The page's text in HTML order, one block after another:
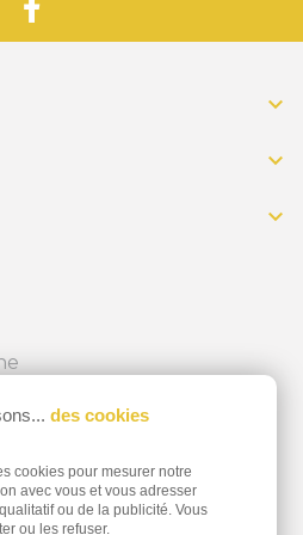
Que ce soit pour ajouter
est à votre
panneau est livré avec
permettant une pose
à la légèreté de
les panneaux peuvent
de surfaces, y
légères.



des cookies
cookies pour mesurer notre
avec vous et vous adresser
ou de la publicité. Vous
ou les refuser.